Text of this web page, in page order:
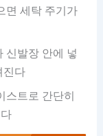
면 세탁 주기가
신발장 안에 넣
진다
스트로 간단히